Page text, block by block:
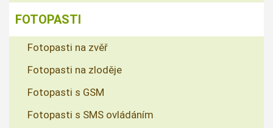
FOTOPASTI
Fotopasti na zvěř
Fotopasti na zloděje
Fotopasti s GSM
Fotopasti s SMS ovládáním